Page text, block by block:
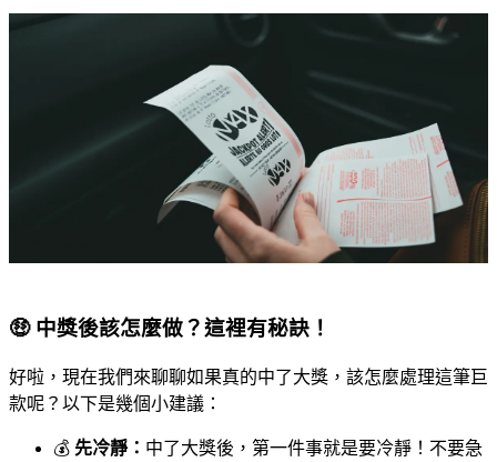
🤑 中獎後該怎麼做？這裡有秘訣！
好啦，現在我們來聊聊如果真的中了大獎，該怎麼處理這筆巨
款呢？以下是幾個小建議：
💰 先冷靜： 中了大獎後，第一件事就是要冷靜！不要急